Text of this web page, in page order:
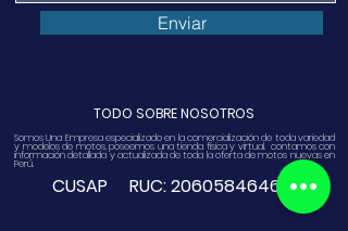
Enviar
TODO SOBRE NOSOTROS
Somos Una Empresa especializado en la comercialización de toda variedad
y modelos de motos, poseemos una tienda física y virtual. contamos con
información detallada y actualizada de toda la oferta de motos nuevas en
Perú.
CUSAP RUC:20605846468